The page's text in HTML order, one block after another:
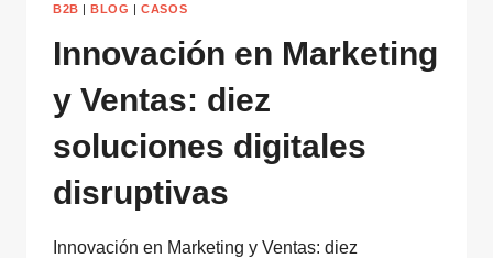
B2B |BLOG |CASOS
Innovación en Marketing
y Ventas: diez
soluciones digitales
disruptivas
Innovación en Marketing y Ventas: diez